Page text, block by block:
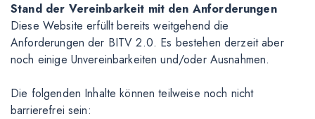
Stand der Vereinbarkeit mit den Anforderungen
Diese Website erfüllt bereits weitgehend die
Anforderungen der BITV 2.0. Es bestehen derzeit aber
noch einige Unvereinbarkeiten und/oder Ausnahmen.
Die folgenden Inhalte können teilweise noch nicht
barrierefrei sein: